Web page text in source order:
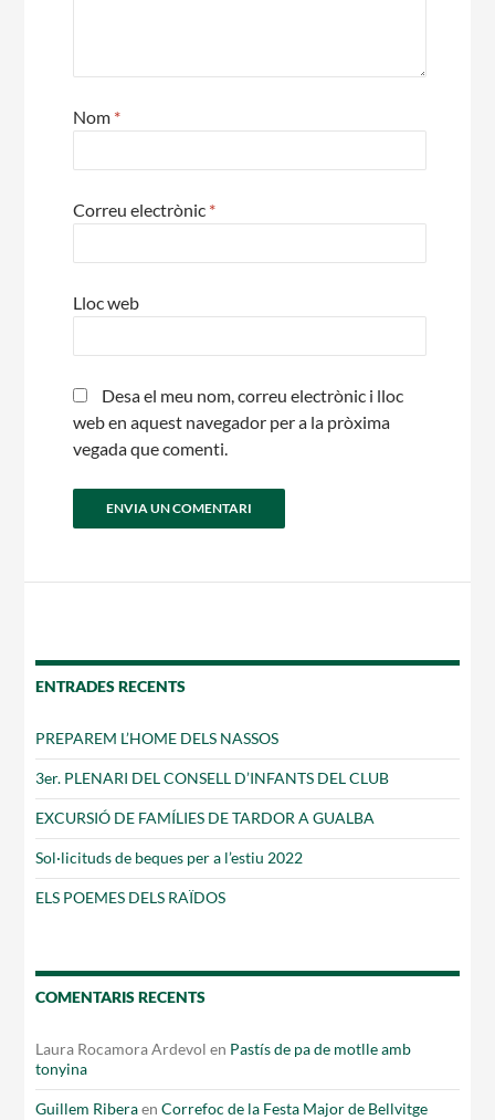
Nom *
Correu electrònic *
Lloc web
Desa el meu nom, correu electrònic i lloc
web en aquest navegador per a la pròxima
vegada que comenti.
ENTRADES RECENTS
PREPAREM L’HOME DELS NASSOS
3er. PLENARI DEL CONSELL D’INFANTS DEL CLUB
EXCURSIÓ DE FAMÍLIES DE TARDOR A GUALBA
Sol·licituds de beques per a l’estiu 2022
ELS POEMES DELS RAÏDOS
COMENTARIS RECENTS
Laura Rocamora Ardevol en Pastís de pa de motlle amb
tonyina
Guillem RiberaenCorrefoc de la Festa Major de Bellvitge